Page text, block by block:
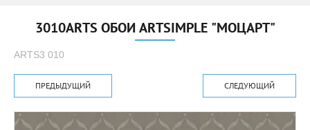
3010ARTS ОБОИ ARTSIMPLE "МОЦАРТ"
ARTS3 010
ПРЕДЫДУЩИЙ СЛЕДУЮЩИЙ